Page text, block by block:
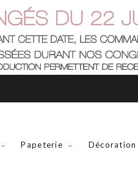
Papeterie Décoration